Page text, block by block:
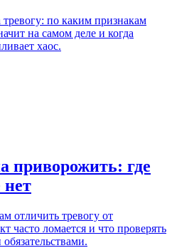
по каким признакам
на самом деле и когда
хаос.
приворожить: где
нет
отличить тревогу от
часто ломается и что проверять